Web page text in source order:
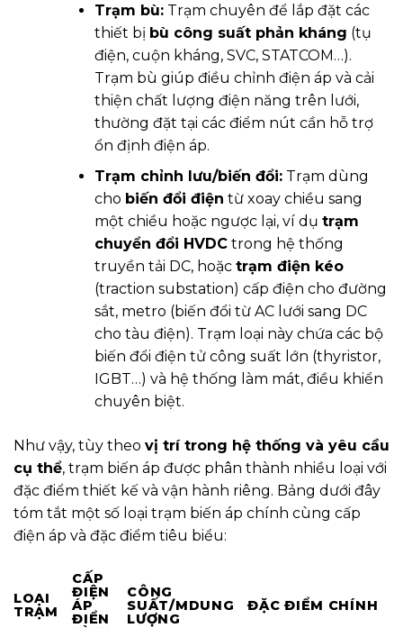
Trạm bù:Trạm chuyên để lắp đặt các
thiết bị bù công suất phản kháng (tụ
điện, cuộn kháng, SVC, STATCOM…).
Trạm bù giúp điều chỉnh điện áp và cải
thiện chất lượng điện năng trên lưới,
thường đặt tại các điểm nút cần hỗ trợ
ổn định điện áp.
Trạm chỉnh lưu/biến đổi:Trạm dùng
cho biến đổi điện từ xoay chiều sang
một chiều hoặc ngược lại, ví dụ trạm
chuyển đổi HVDCtrong hệ thống
truyền tải DC, hoặc trạm điện kéo
(traction substation) cấp điện cho đường
sắt, metro (biến đổi từ AC lưới sang DC
cho tàu điện). Trạm loại này chứa các bộ
biến đổi điện tử công suất lớn (thyristor,
IGBT…) và hệ thống làm mát, điều khiển
chuyên biệt.
Như vậy, tùy theo vị trí trong hệ thống và yêu cầu
cụ thể, trạm biến áp được phân thành nhiều loại với
đặc điểm thiết kế và vận hành riêng. Bảng dưới đây
tóm tắt một số loại trạm biến áp chính cùng cấp
điện áp và đặc điểm tiêu biểu:
LOẠI
TRẠM
CẤP
ĐIỆN
ÁP
ĐIỂN
CÔNG
SUẤT/MDUNG
LƯỢNG
ĐẶC ĐIỂM CHÍNH